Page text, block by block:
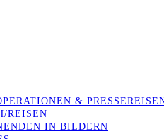
&
REISEN
IN BILDERN